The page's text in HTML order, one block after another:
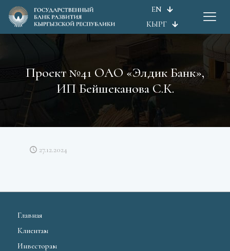
EN
КЫРГ
Проект №41 ОАО «Элдик Банк»,
ИП Бейшеканова С.К.
27.12.2024
Главная
Клиентам
Инвесторам